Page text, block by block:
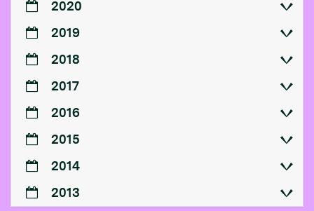
2020
2019
2018
2017
2016
2015
2014
2013